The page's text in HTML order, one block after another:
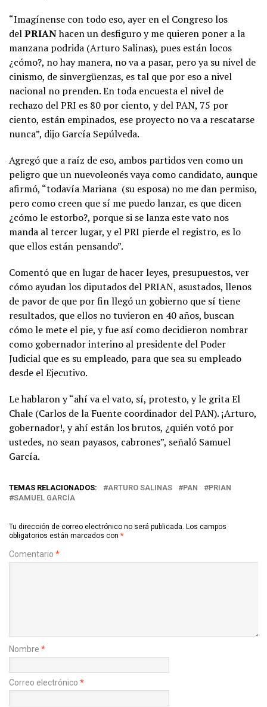
“Imagínense con todo eso, ayer en el Congreso los
delPRIANhacen un desfiguro y me quieren poner a la
manzana podrida (Arturo Salinas), pues están locos
¿cómo?, no hay manera, no va a pasar, pero ya su nivel de
cinismo, de sinvergüenzas, es tal que por eso a nivel
nacional no prenden. En toda encuesta el nivel de
rechazo del PRI es 80 por ciento, y del PAN, 75 por
ciento, están empinados, ese proyecto no va a rescatarse
nunca”, dijo García Sepúlveda.
Agregó que a raíz de eso, ambos partidos ven como un
peligro que un nuevoleonés vaya como candidato, aunque
afirmó, “todavía Mariana (su esposa) no me dan permiso,
pero como creen que sí me puedo lanzar, es que dicen
¿cómo le estorbo?, porque si se lanza este vato nos
manda al tercer lugar, y el PRI pierde el registro, es lo
que ellos están pensando”.
Comentó que en lugar de hacer leyes, presupuestos, ver
cómo ayudan los diputados del PRIAN, asustados, llenos
de pavor de que por fin llegó un gobierno que sí tiene
resultados, que ellos no tuvieron en 40 años, buscan
cómo le mete el pie, y fue así como decidieron nombrar
como gobernador interino al presidente del Poder
Judicial que es su empleado, para que sea su empleado
desde el Ejecutivo.
Le hablaron y “ahí va el vato, sí, protesto, y le grita El
Chale (Carlos de la Fuente coordinador del PAN). ¡Arturo,
gobernador!, y ahí están los brutos, ¿quién votó por
ustedes, no sean payasos, cabrones”, señaló Samuel
García.
TEMAS RELACIONADOS: ARTURO SALINAS PAN
PRIAN
SAMUEL GARCÍA
Tu dirección de correo electrónico no será publicada. Los campos
obligatorios están marcados con *
Comentario *
Nombre *
Correo electrónico *